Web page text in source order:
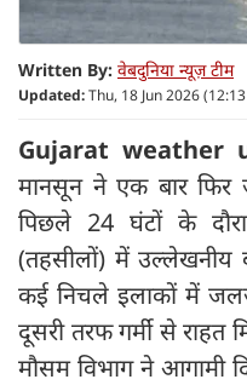
Written By: वेबदुनिया न्यूज़ टीम
Updated:Thu, 18 Jun 2026
Gujarat weather
मानसून ने एक बार फिर
पिछले 24 घंटों के
(तहसीलों) में उल्लेखनीय
कई निचले इलाकों में
दूसरी तरफ गर्मी से राहत
मौसम विभाग ने आगामी